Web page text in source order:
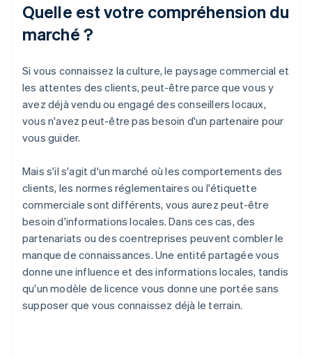
Quelle est votre compréhension du
marché ?
Si vous connaissez la culture, le paysage commercial et
les attentes des clients, peut-être parce que vous y
avez déjà vendu ou engagé des conseillers locaux,
vous n'avez peut-être pas besoin d'un partenaire pour
vous guider.
Mais s'il s'agit d'un marché où les comportements des
clients, les normes réglementaires ou l'étiquette
commerciale sont différents, vous aurez peut-être
besoin d'informations locales. Dans ces cas, des
partenariats ou des coentreprises peuvent combler le
manque de connaissances. Une entité partagée vous
donne une influence et des informations locales, tandis
qu'un modèle de licence vous donne une portée sans
supposer que vous connaissez déjà le terrain.